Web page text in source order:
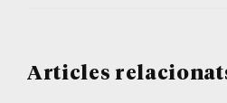
Articles